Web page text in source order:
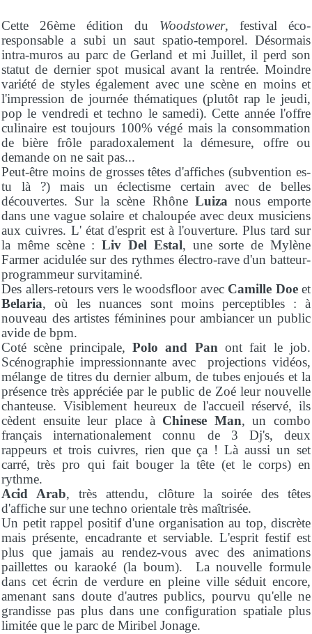
Cette 26ème édition du Woodstower, festival éco-
responsable a subi un saut spatio-temporel. Désormais
intra-muros au parc de Gerland et mi Juillet, il perd son
statut de dernier spot musical avant la rentrée. Moindre
variété de styles également avec une scène en moins et
l'impression de journée thématiques (plutôt rap le jeudi,
pop le vendredi et techno le samedi). Cette année l'offre
culinaire est toujours 100% végé mais la consommation
de bière frôle paradoxalement la démesure, offre ou
demande on ne sait pas...
Peut-être moins de grosses têtes d'affiches (subvention es-
tu là ?) mais un éclectisme certain avec de belles
découvertes. Sur la scène Rhône Luizanous emporte
dans une vague solaire et chaloupée avec deux musiciens
aux cuivres. L' état d'esprit est à l'ouverture. Plus tard sur
la même scène :Liv Del Estal, une sorte de Mylène
Farmer acidulée sur des rythmes électro-rave d'un batteur-
programmeur survitaminé.
Des allers-retours vers le woodsfloor avec Camille Doeet
Belaria, où les nuances sont moins perceptibles : à
nouveau des artistes féminines pour ambiancer un public
avide de bpm.
Coté scène principale, Polo and Panont fait le job.
Scénographie impressionnante avec projections vidéos,
mélange de titres du dernier album, de tubes enjoués et la
présence très appréciée par le public de Zoé leur nouvelle
chanteuse. Visiblement heureux de l'accueil réservé, ils
cèdent ensuite leur place à Chinese Man, un combo
français internationalement connu de 3 Dj's, deux
rappeurs et trois cuivres, rien que ça ! Là aussi un set
carré, très pro qui fait bouger la tête (et le corps) en
rythme.
Acid Arab, très attendu, clôture la soirée des têtes
d'affiche sur une techno orientale très maîtrisée.
Un petit rappel positif d'une organisation au top, discrète
mais présente, encadrante et serviable. L'esprit festif est
plus que jamais au rendez-vous avec des animations
paillettes ou karaoké (la boum). La nouvelle formule
dans cet écrin de verdure en pleine ville séduit encore,
amenant sans doute d'autres publics, pourvu qu'elle ne
grandisse pas plus dans une configuration spatiale plus
limitée que le parc de Miribel Jonage.